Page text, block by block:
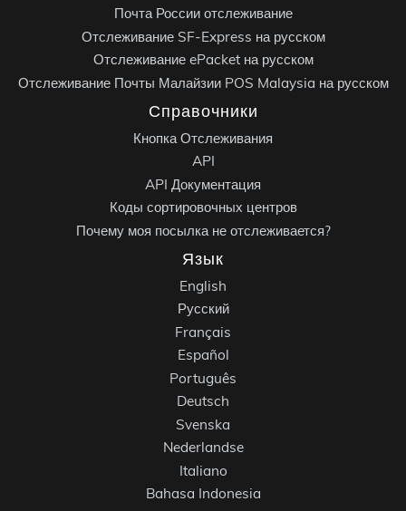
Почта России отслеживание
Отслеживание SF-Express на русском
Отслеживание ePacket на русском
Отслеживание Почты Малайзии POS Malaysia на русском
Справочники
Кнопка Отслеживания
API
API Документация
Коды сортировочных центров
Почему моя посылка не отслеживается?
Язык
English
Русский
Français
Español
Português
Deutsch
Svenska
Nederlandse
Italiano
Bahasa Indonesia